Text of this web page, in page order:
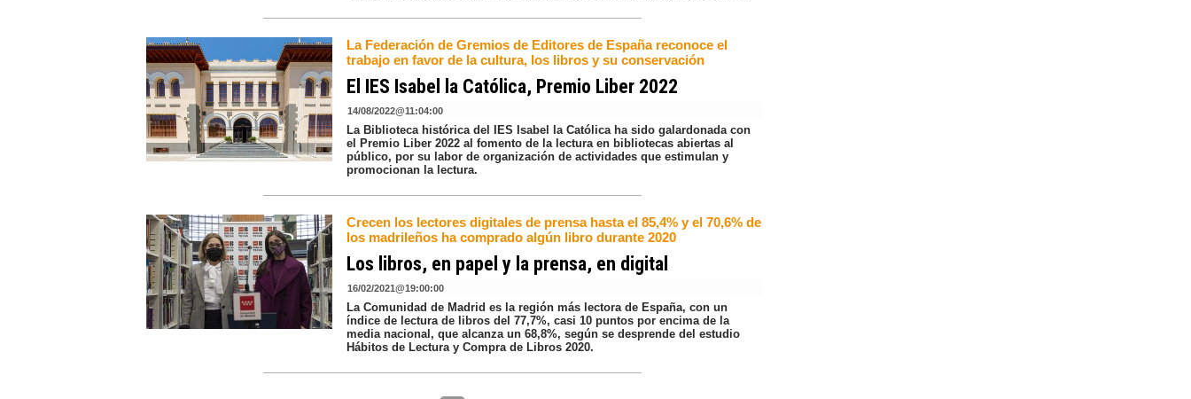
La Federación de Gremios de Editores de España reconoce el
trabajo en favor de la cultura, los libros y su conservación
El IES Isabel la Católica, Premio Liber 2022
14/08/2022@11:04:00
La Biblioteca histórica del IES Isabel la Católica ha sido galardonada con
el Premio Liber 2022 al fomento de la lectura en bibliotecas abiertas al
público, por su labor de organización de actividades que estimulan y
promocionan la lectura.
Crecen los lectores digitales de prensa hasta el 85,4% y el 70,6% de
los madrileños ha comprado algún libro durante 2020
Los libros, en papel y la prensa, en digital
16/02/2021@19:00:00
La Comunidad de Madrid es la región más lectora de España, con un
índice de lectura de libros del 77,7%, casi 10 puntos por encima de la
media nacional, que alcanza un 68,8%, según se desprende del estudio
Hábitos de Lectura y Compra de Libros 2020.